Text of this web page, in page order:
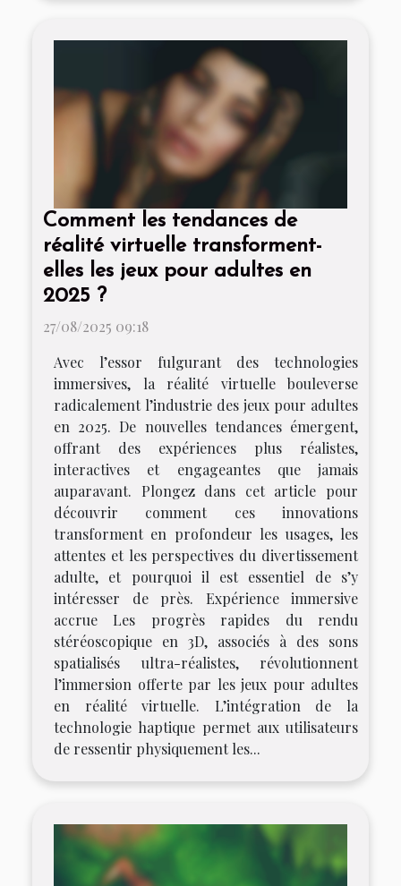
Comment les tendances de
réalité virtuelle transforment-
elles les jeux pour adultes en
2025 ?
27/08/2025 09:18
Avec l’essor fulgurant des technologies
immersives, la réalité virtuelle bouleverse
radicalement l’industrie des jeux pour adultes
en 2025. De nouvelles tendances émergent,
offrant des expériences plus réalistes,
interactives et engageantes que jamais
auparavant. Plongez dans cet article pour
découvrir comment ces innovations
transforment en profondeur les usages, les
attentes et les perspectives du divertissement
adulte, et pourquoi il est essentiel de s’y
intéresser de près. Expérience immersive
accrue Les progrès rapides du rendu
stéréoscopique en 3D, associés à des sons
spatialisés ultra-réalistes, révolutionnent
l’immersion offerte par les jeux pour adultes
en réalité virtuelle. L’intégration de la
technologie haptique permet aux utilisateurs
de ressentir physiquement les...